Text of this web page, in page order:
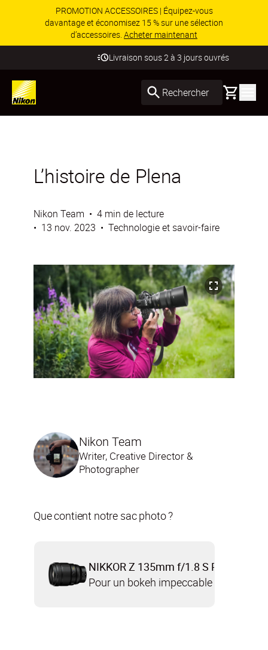
PROMOTION ACCESSOIRES | Équipez-vous
davantage et économisez 15 % sur une sélection
d’accessoires. Acheter maintenant
Livraison sous 2 à 3 jours ouvrés
Rechercher Basket
L’histoire de Plena
Nikon Team • 4 min de lecture
• 13 nov. 2023 • Technologie et savoir-faire
Nikon Team
Writer, Creative Director &
Photographer
Que contient notre sac photo ?
NIKKOR Z 135mm f/1.8 S Plena
Pour un bokeh impeccable